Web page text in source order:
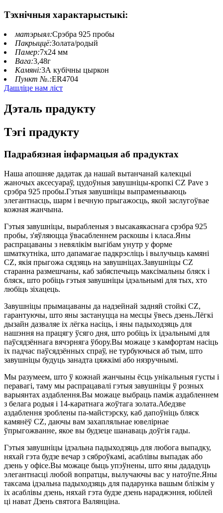
Тэхнічныя характарыстыкі:
матэрыял:Срэбра 925 пробы
Пакрыццё:Золата/родый
Памер:7х24 мм
Вага:3,48г
Камяні:3А кубічны цыркон
Пункт №.:ER4704
Дашліце нам ліст
Дэталь прадукту
Тэгі прадукту
Падрабязная інфармацыя аб прадуктах
Наша апошняе дадатак да нашай вытанчанай калекцыі
жаночых аксесуараў, цудоўныя завушніцы-кропкі CZ Pave з
срэбра 925 пробы.Гэтыя завушніцы выпраменьваюць
элегантнасць, шарм і вечную прыгажосць, якой заслугоўвае
кожная жанчына.
Гэтыя завушніцы, вырабленыя з высакаякаснага срэбра 925
пробы, з'яўляюцца ўвасабленнем раскошы і класа.Яны
распрацаваны з невялікім выгібам унутр у форме
шматкутніка, што дапамагае падкрэсліць і вылучыць камяні
CZ, якія прыгожа сядзяць на завушніцах.Завушніцы CZ
старанна размешчаны, каб забяспечыць максімальны бляск і
бляск, што робіць гэтыя завушніцы ідэальнымі для тых, хто
любіць зіхацець.
Завушніцы прымацаваны да надзейнай задняй стойкі CZ,
гарантуючы, што яны застануцца на месцы ўвесь дзень.Лёгкі
дызайн дазваляе іх лёгка насіць, і яны падыходзяць для
нашэння на працягу ўсяго дня, што робіць іх ідэальнымі для
паўсядзённага вячэрняга ўбору.Вы можаце з камфортам насіць
іх падчас паўсядзённых спраў, не турбуючыся аб тым, што
завушніцы будуць занадта цяжкімі або нязручнымі.
Мы разумеем, што ў кожнай жанчыны ёсць унікальныя густы і
перавагі, таму мы распрацавалі гэтыя завушніцы ў розных
варыянтах аздаблення.Вы можаце выбраць паміж аздабленнем
з белага родыя і 14-каратнага жоўтага золата.Абедзве
аздаблення зроблены па-майстэрску, каб дапоўніць бляск
камянёў CZ, даючы вам захапляльнае ювелірнае
ўпрыгожванне, якое вы будзеце шанаваць доўгія гады.
Гэтыя завушніцы ідэальна падыходзяць для любога выпадку,
няхай гэта будзе вечар з сяброўкамі, асаблівы выпадак або
дзень у офісе.Вы можаце быць упэўнены, што яны дададуць
элегантнасці любой вопратцы, вылучаючы вас у натоўпе.Яны
таксама ідэальна падыходзяць для падарунка вашым блізкім у
іх асаблівы дзень, няхай гэта будзе дзень нараджэння, юбілей
ці нават Дзень святога Валянціна.